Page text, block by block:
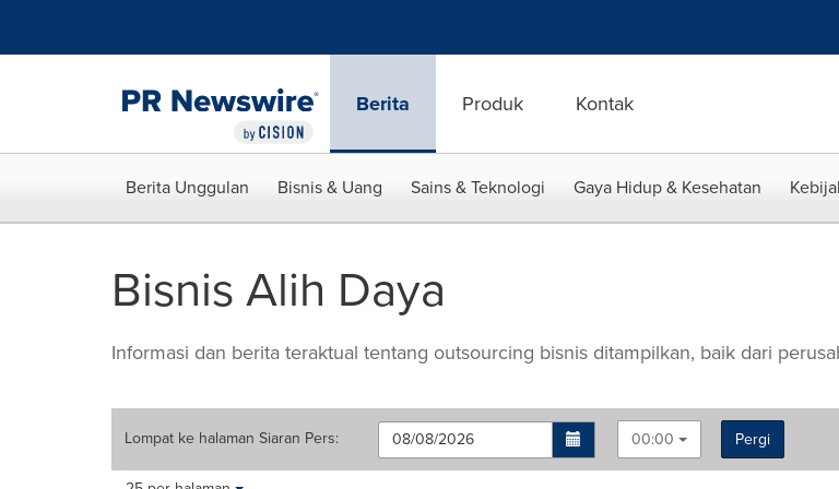
Berita Produk Kontak
Berita Unggulan Bisnis & Uang Sains & Teknologi Gaya Hidup & Kesehatan
Bisnis Alih Daya
Informasi dan berita teraktual tentang outsourcing bisnis ditampilkan, baik dari
Lompat ke halaman Siaran Pers: 00:00
Pergi
Making
Items per page: